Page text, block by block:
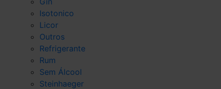
Isotonico
Licor
Outros
Refrigerante
Rum
Sem Álcool
Steinhaeger